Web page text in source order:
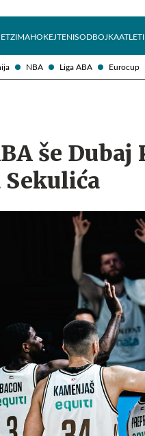
NBA Liga ABA Eurocup
ZIMAHOKEJTENISODBOJKA
še Dubaj